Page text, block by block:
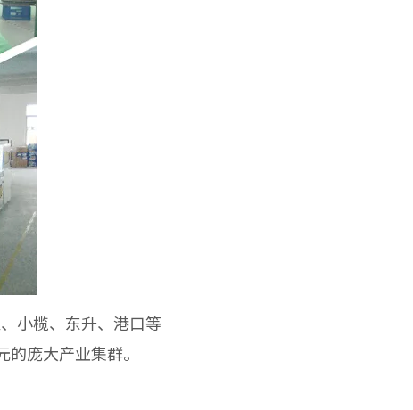
小榄、东升、港口等
庞大产业集群。